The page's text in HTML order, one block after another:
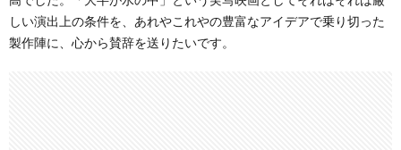
しい演出上の条件を、あれやこれやの豊富なアイデアで乗り切った
製作陣に、心から賛辞を送りたいです。